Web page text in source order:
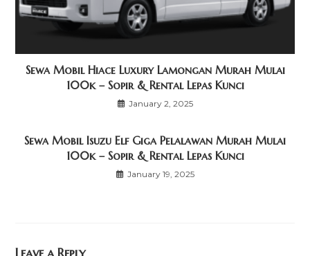
Sewa Mobil Hiace Luxury Lamongan Murah Mulai
100k – Sopir & Rental Lepas Kunci
January 2, 2025
Sewa Mobil Isuzu Elf Giga Pelalawan Murah Mulai
100k – Sopir & Rental Lepas Kunci
January 19, 2025
Leave a Reply